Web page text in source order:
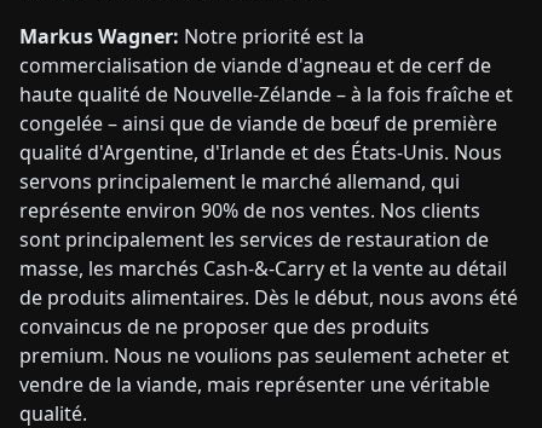
Markus Wagner: Notre priorité est la
commercialisation de viande d'agneau et de cerf de
haute qualité de Nouvelle-Zélande – à la fois fraîche et
congelée – ainsi que de viande de bœuf de première
qualité d'Argentine, d'Irlande et des États-Unis. Nous
servons principalement le marché allemand, qui
représente environ 90% de nos ventes. Nos clients
sont principalement les services de restauration de
masse, les marchés Cash-&-Carry et la vente au détail
de produits alimentaires. Dès le début, nous avons été
convaincus de ne proposer que des produits
premium. Nous ne voulions pas seulement acheter et
vendre de la viande, mais représenter une véritable
qualité.